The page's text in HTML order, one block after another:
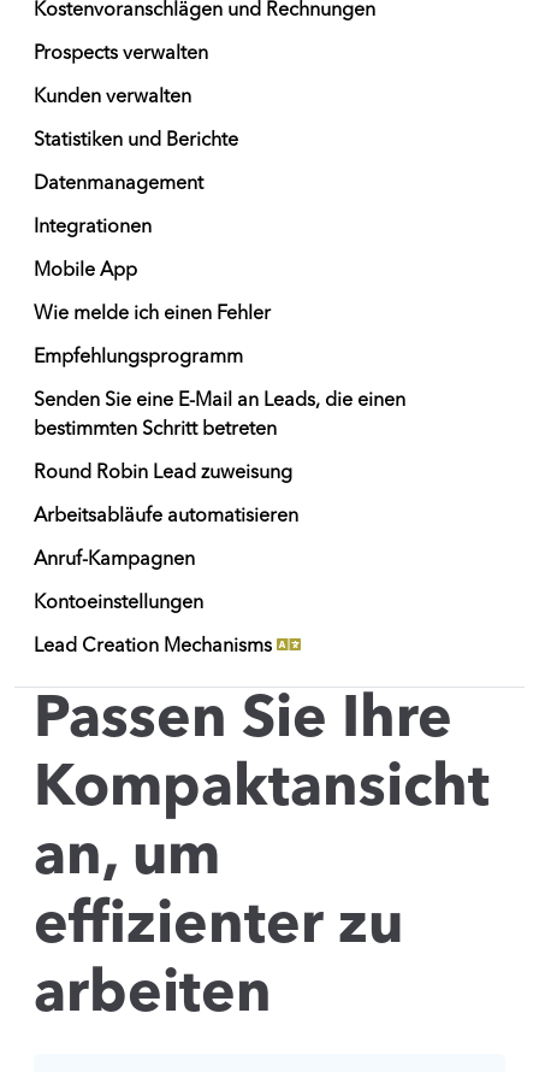
Kostenvoranschlägen und Rechnungen
Prospects verwalten
Kunden verwalten
Statistiken und Berichte
Datenmanagement
Integrationen
Mobile App
Wie melde ich einen Fehler
Empfehlungsprogramm
Senden Sie eine E-Mail an Leads, die einen
bestimmten Schritt betreten
Round Robin Lead zuweisung
Arbeitsabläufe automatisieren
Anruf-Kampagnen
Kontoeinstellungen
Lead Creation Mechanisms
Passen Sie Ihre
Kompaktansicht
an, um
effizienter zu
arbeiten